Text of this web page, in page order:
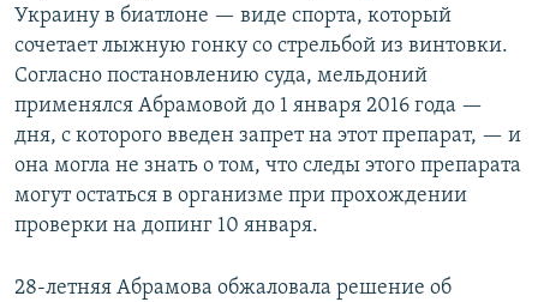
Украину в биатлоне — виде спорта, который
сочетает лыжную гонку со стрельбой из винтовки.
Согласно постановлению суда, мельдоний
применялся Абрамовой до 1 января 2016 года —
дня, с которого введен запрет на этот препарат, — и
она могла не знать о том, что следы этого препарата
могут остаться в организме при прохождении
проверки на допинг 10 января.
28-летняя Абрамова обжаловала решение об